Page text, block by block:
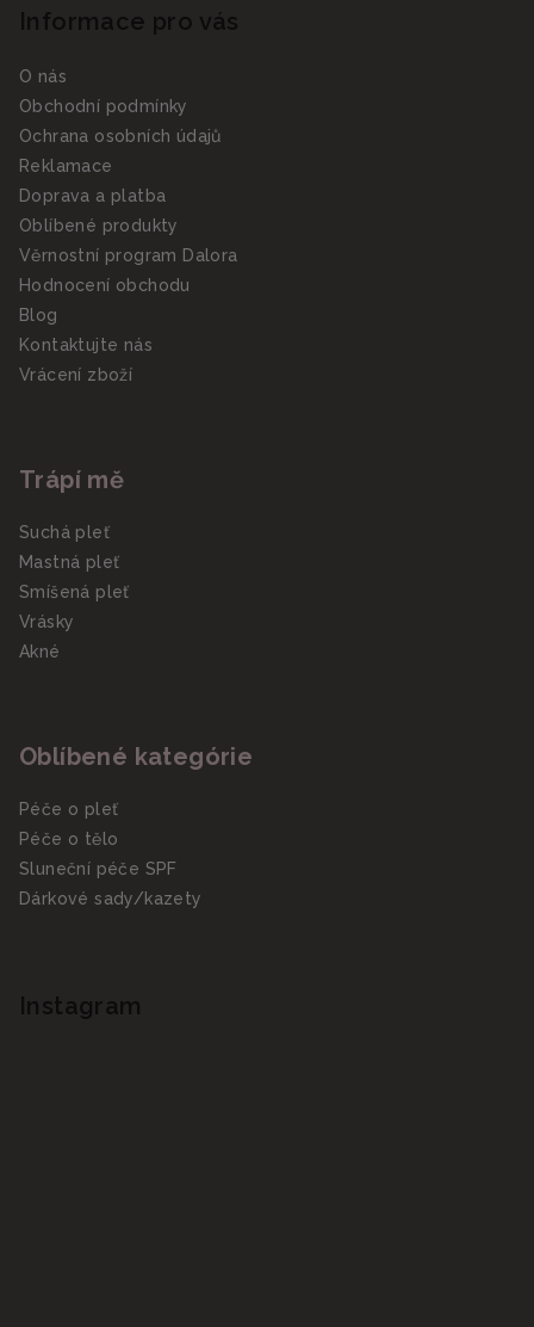
Informace pro vás
O nás
Obchodní podmínky
Ochrana osobních údajů
Reklamace
Doprava a platba
Oblíbené produkty
Věrnostní program Dalora
Hodnocení obchodu
Blog
Kontaktujte nás
Vrácení zboží
Trápí mě
Suchá pleť
Mastná pleť
Smíšená pleť
Vrásky
Akné
Oblíbené kategórie
Péče o pleť
Péče o tělo
Sluneční péče SPF
Dárkové sady/kazety
Instagram